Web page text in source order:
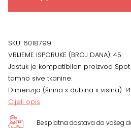
SKU: 6018799
VRIJEME ISPORUKE (BROJ DANA): 45
Jastuk je kompatibilan proizvod
tamno sive tkanine.
Dimenzija (širina x dubina x visina):
Cijeli opis
Besplatna dostava do vašeg